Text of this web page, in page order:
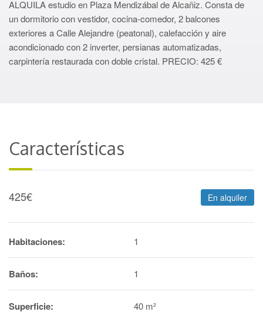
ALQUILA estudio en Plaza Mendizábal de Alcañiz. Consta de
un dormitorio con vestidor, cocina-comedor, 2 balcones
exteriores a Calle Alejandre (peatonal), calefacción y aire
acondicionado con 2 inverter, persianas automatizadas,
carpintería restaurada con doble cristal. PRECIO: 425 €
Características
425€ En alquiler
Habitaciones: 1
Baños: 1
Superficie: 40 m²